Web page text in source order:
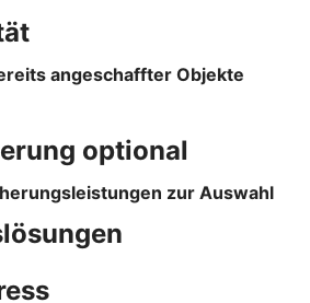
angeschaffter Objekte
optional
zur Auswahl